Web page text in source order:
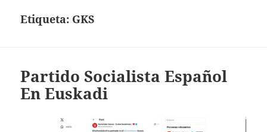
Etiqueta: GKS
Partido Socialista Español
En Euskadi